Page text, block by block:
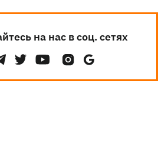
на нас в соц. сетях